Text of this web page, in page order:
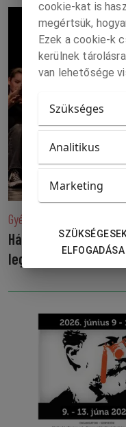
Gyémántsáv az 50. Duna
Három a magyar
legjobb!
cookie-kat is
megértsük,
Ezek a cookie-k
kerülnek
van lehetősége
Szükséges
Analitikus
Marketing
ELFOGADÁSA